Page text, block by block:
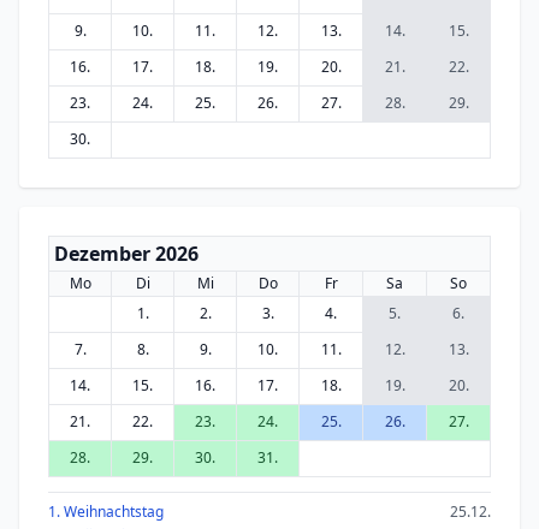
9.
10. 11. 12. 13. 14.
15.
16.
17. 18. 19. 20. 21.
22.
23.
24. 25. 26. 27. 28.
29.
30.
Dezember 2026
Mo Di Mi Do Fr Sa
So
1.
2. 3. 4. 5.
6.
7.
8. 9. 10. 11. 12.
13.
14.
15. 16. 17. 18. 19.
20.
21.
22. 23. 24. 25. 26.
27.
28.
29. 30. 31.
1. Weihnachtstag
25.12.